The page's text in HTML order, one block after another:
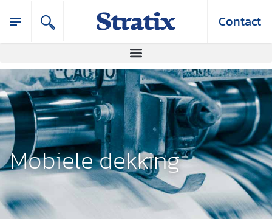
Contact
Mobiele dekking